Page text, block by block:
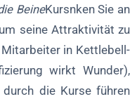
BeineKursnken Sie an
seine Attraktivität zu
in Kettlebell-
wirkt Wunder),
die Kurse führen